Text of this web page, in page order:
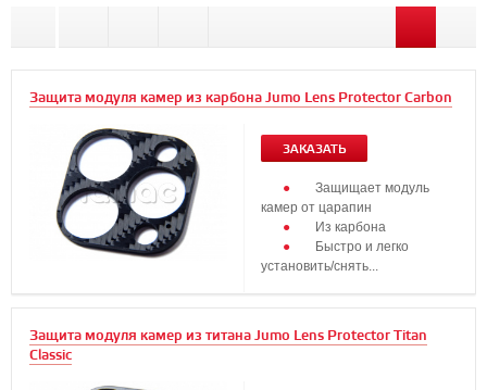
Защита модуля камер из карбона Jumo Lens Protector Carbon
ЗАКАЗАТЬ
Защищает модуль
камер от царапин
Из карбона
Быстро и легко
установить/снять...
Защита модуля камер из титана Jumo Lens Protector Titan
Classic